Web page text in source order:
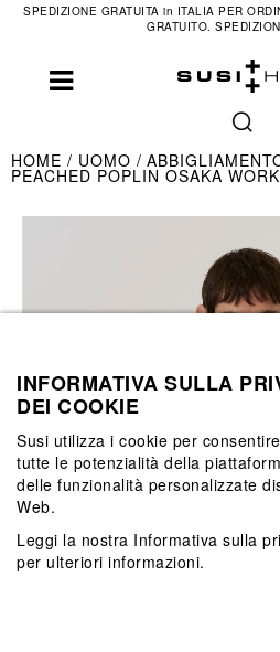
SPEDIZIONE GRATUITA in ITALIA PER
GRATUITO.
HOME UOMO
PEACHED POPLIN OSAKA WORK
INFORMATIVA SULLA
DEI COOKIE
Susi utilizza i cookie per
tutte le potenzialità della
delle funzionalità personalizzate
Web.
Leggi la nostra Informativa sulla
per ulteriori informazioni.